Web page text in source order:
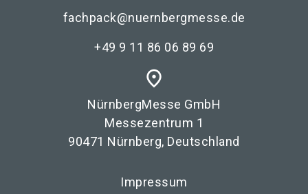
fachpack@nuernbergmesse.de
+49 9 11 86 06 89 69
place
NürnbergMesse GmbH
Messezentrum 1
90471 Nürnberg, Deutschland
Impressum